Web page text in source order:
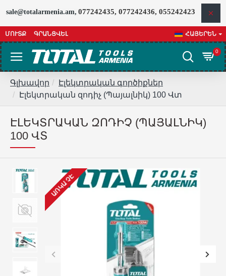
sale@totalarmenia.am, 077242435, 077242436, 055242423
ՄՈՒՏՔ ԳՐԱՆՑՎԵԼ ՀԱՅԵՐԵՆ
0
Գլխավոր
Էլեկտրական գործիքներ
Էլեկտրական զոդիչ (Պայալնիկ) 100 Վտ
ԷԼԵԿՏՐԱԿԱՆ ԶՈԴԻՉ (ՊԱՅԱԼՆԻԿ)
100 ՎՏ
ԱՌԿԱ ՉԷ